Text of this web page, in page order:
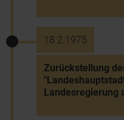
18.2.1975
Zurückstellung
Landesregierung